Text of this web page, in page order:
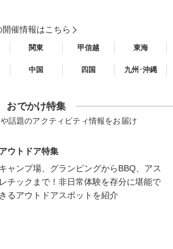
催情報はこちら
関東 甲信越 東海
中国 四国 九州･沖縄
おでかけ特集
話題のアクティビティ情報をお届け
アウトドア特集
キャンプ場、グランピングからBBQ、アス
レチックまで！非日常体験を存分に堪能で
きるアウトドアスポットを紹介